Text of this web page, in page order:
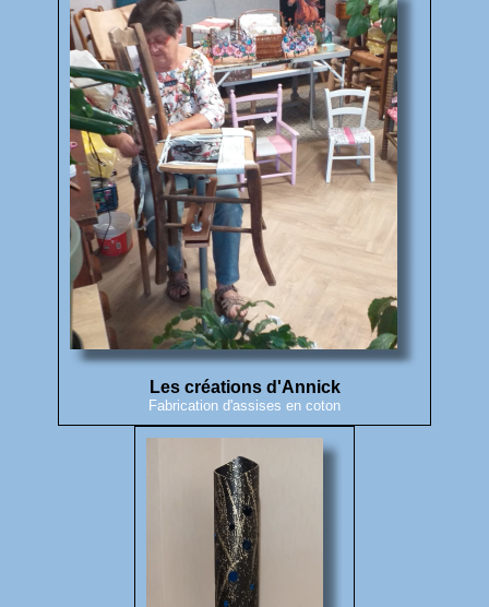
Les créations d'Annick
Fabrication d'assises en coton